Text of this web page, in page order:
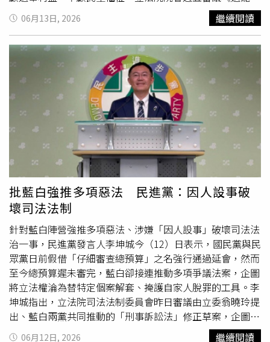
法》第26條修正案時，朝野立委爆發一陣激烈衝突。被外界
稱為「高虹安條款」的修法，最終仍在藍白聯手的人數優勢
下闖關成功。修法明定，未來遭法院宣告緩刑或得易服社會
勞動之自由刑者，仍可登記參選。綠營質疑相關修法是因高
虹安涉誣告 案而來，批評是「因人設事」；高虹安則回應，
外界不應過度政治解讀。不過，陳培瑜表示，高虹安先前因
誣告
案二審被判有期徒刑6個月，可經檢察官同意以「社會
勞動」代替入獄，根據《選罷法》原本條文，有可能無法登
記參選，所以藍白昨天強行三讀通過《選罷法》第26條修正
案，宣告緩刑、得易服「社會勞動」之自由刑者，都可以登
記為候選人。等同幫高虹安解套，確保參選萬無一失。陳培
瑜直言，國民黨團總召傅崐萁還大言不慚表示「憲法保障人
民參政自由，不能肆意妄為的剝奪人民參政權」，主導修法
的民眾黨立委許忠信更直呼「易服社會勞動者，維護參選
權，這是天經地義的事情！」陳培瑜強調，已正值6月中
旬，不過今年度的總預算還沒審完，藍白卻連演都不演，趕
在9月4日登記參選截止之前火速修過因人設事的《選罷
法》，擺明只顧自己的選舉利益，而不管民生福祉。
06月13日, 2026 繼續閱讀
批藍白強推多項惡法 民進黨：因人設事破
壞司法法制
針對藍白陣營強推多項惡法、涉嫌「因人設事」破壞司法法
治一事，民進黨發言人李坤城今（12）日表示，國民黨與民
眾黨日前假借「仔細審查總預算」之名強行通過延會，然而
至今總預算遲未審完，藍白卻接連推動多項爭議法案，企圖
將立法權淪為替特定個案解套、掩護自家人脫罪的工具。李
坤城指出，立法院司法法制委員會昨日審議由立委翁曉玲提
出、藍白兩黨共同推動的「刑事訴訟法」修正草案，企圖大
幅縮短羈押期限。此舉等同讓檢方偵辦形同斷手斷腳，將嚴
06月12日, 2026 繼續閱讀